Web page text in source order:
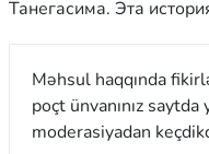
Танегасима. Эта
Məhsul haqqında
poçt ünvanınız saytda
moderasiyadan